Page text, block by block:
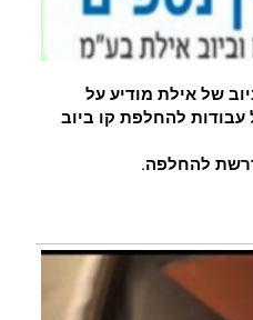
של אילת מודיע על
עבודות להחלפת קו ביוב
להחלפה.